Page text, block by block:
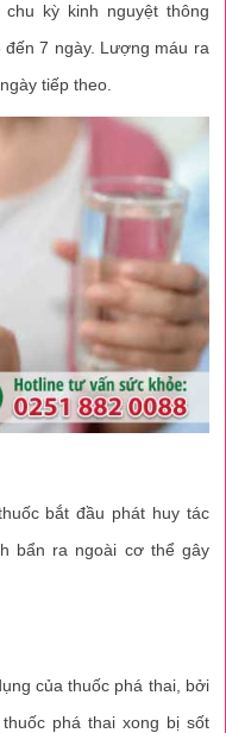
kỳ kinh nguyệt thông
7 ngày. Lượng máu ra
tiếp theo.
bắt đầu phát huy tác
bẩn ra ngoài cơ thể gây
của thuốc phá thai, bởi
phá thai xong bị sốt